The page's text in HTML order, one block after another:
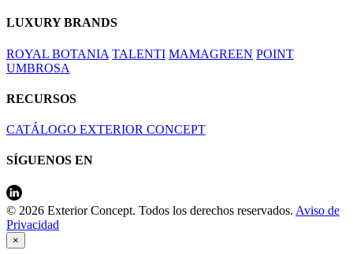
LUXURY BRANDS
ROYAL BOTANIA TALENTI MAMAGREEN POINT
UMBROSA
RECURSOS
CATÁLOGO EXTERIOR CONCEPT
SÍGUENOS EN
© 2026 Exterior Concept. Todos los derechos reservados. Aviso de
Privacidad
×